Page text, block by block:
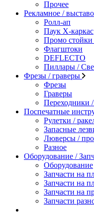
Прочее
Рекламное /
Ролл-ап
Паук X-каркас
Промо
Флагштоки
DEFLECTO
Пиллары /
Фрезы / граверы
Фрезы
Граверы
Переходники
Поспечатные
Рулетки /
Запасные
Люверсы /
Разное
Оборудование /
Оборудование
Запчасти на
Запчасти на
Запчасти на
Запчасти